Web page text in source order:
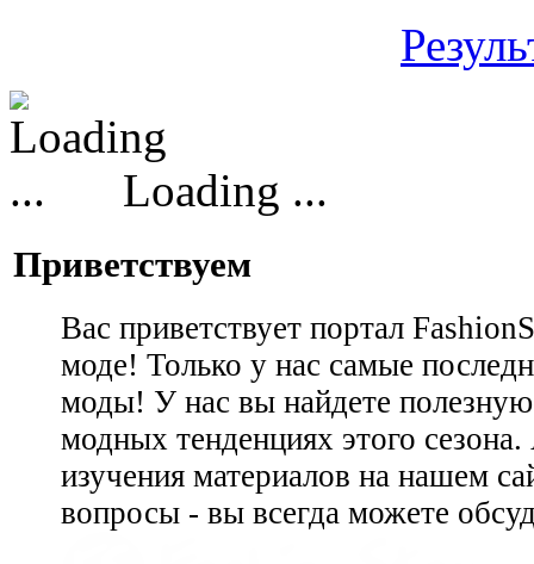
Loading ...
Приветствуем
Вас приветствует портал
моде! Только у нас самые
моды! У нас вы найдете
модных тенденциях этого
изучения материалов на нашем
вопросы - вы всегда можете